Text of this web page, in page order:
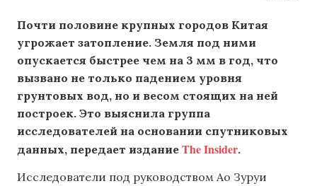
Почти половине крупных городов Китая
угрожает затопление. Земля под ними
опускается быстрее чем на 3 мм в год, что
вызвано не только падением уровня
грунтовых вод, но и весом стоящих на ней
построек. Это выяснила группа
исследователей на основании спутниковых
данных, передает издание The Insider.
Исследователи под руководством Ао Зуруи